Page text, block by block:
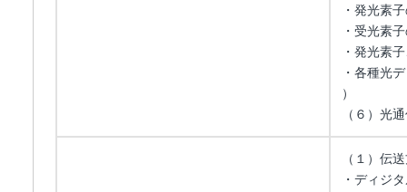
・発光素
・受光素
・発光素
・各種光
）
（６）光
（１）伝
・ディジ